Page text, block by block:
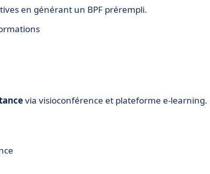
en générant un BPF prérempli.
via visioconférence et plateforme e-learning.